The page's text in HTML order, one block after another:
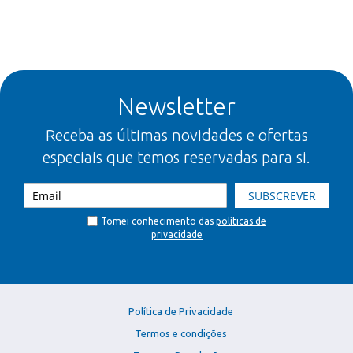
Newsletter
Receba as últimas novidades e ofertas
especiais que temos reservadas para si.
SUBSCREVER
Tomei conhecimento das políticas de
privacidade
Política de Privacidade
Termos e condições